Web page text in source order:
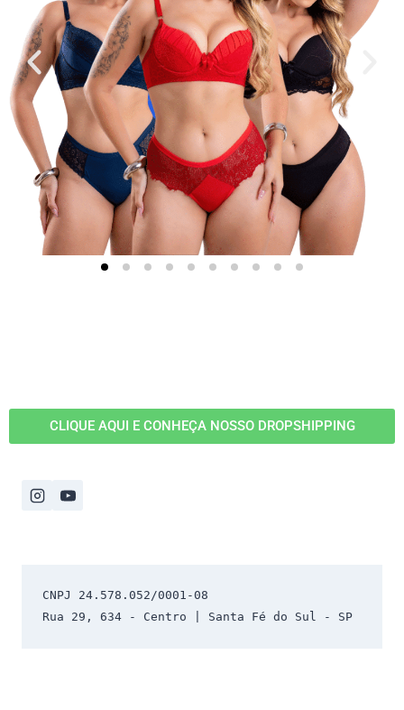
CLIQUE AQUI E CONHEÇA NOSSO DROPSHIPPING
CNPJ 24.578.052/0001-08
Rua 29, 634 - Centro | Santa Fé do Sul - SP